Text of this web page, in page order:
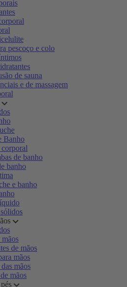
pescoço e colo
de sauna
e de massagem
Banho
de banho
banho
e banho
mãos
de mãos
mãos
mãos
mãos